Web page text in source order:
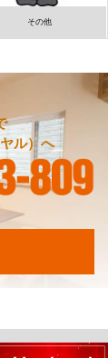
その他
ル）へ